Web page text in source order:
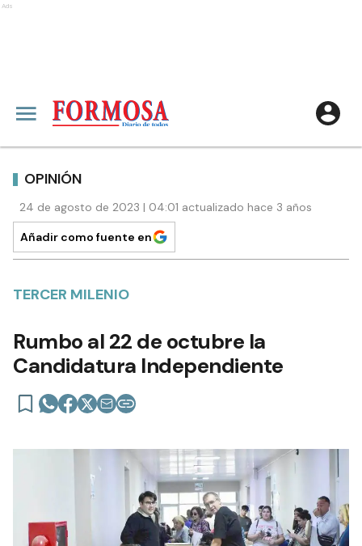
Ads
OPINIÓN
24 de agosto de 2023 | 04:01 actualizado hace 3 años
Añadir como fuente en
TERCER MILENIO
Rumbo al 22 de octubre la
Candidatura Independiente